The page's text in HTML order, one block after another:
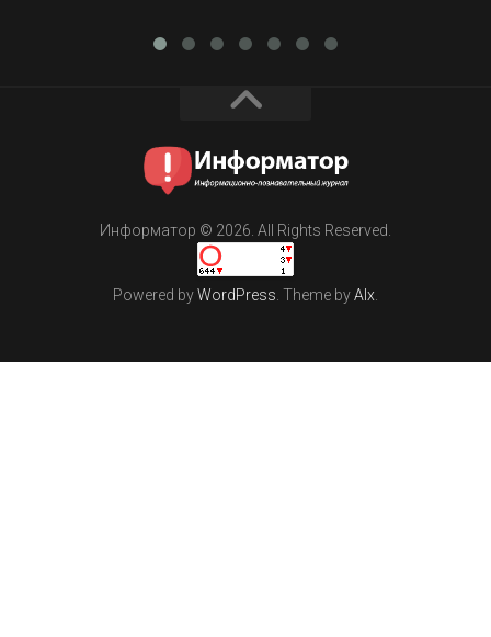
Информатор © 2026. All Rights Reserved.
Powered byWordPress. Theme byAlx.